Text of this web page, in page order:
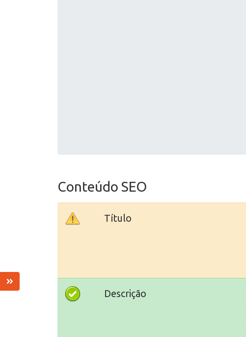
Conteúdo SEO
Título
Descrição